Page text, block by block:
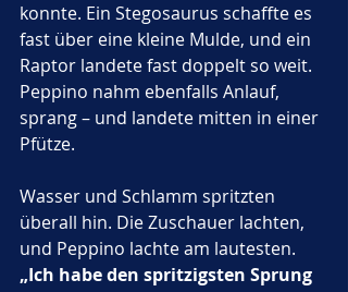
konnte. Ein Stegosaurus schaffte es
fast über eine kleine Mulde, und ein
Raptor landete fast doppelt so weit.
Peppino nahm ebenfalls Anlauf,
sprang – und landete mitten in einer
Pfütze.
Wasser und Schlamm spritzten
überall hin. Die Zuschauer lachten,
und Peppino lachte am lautesten.
„Ich habe den spritzigsten Sprung